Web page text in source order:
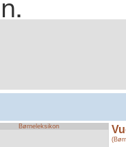
Børneleksikon